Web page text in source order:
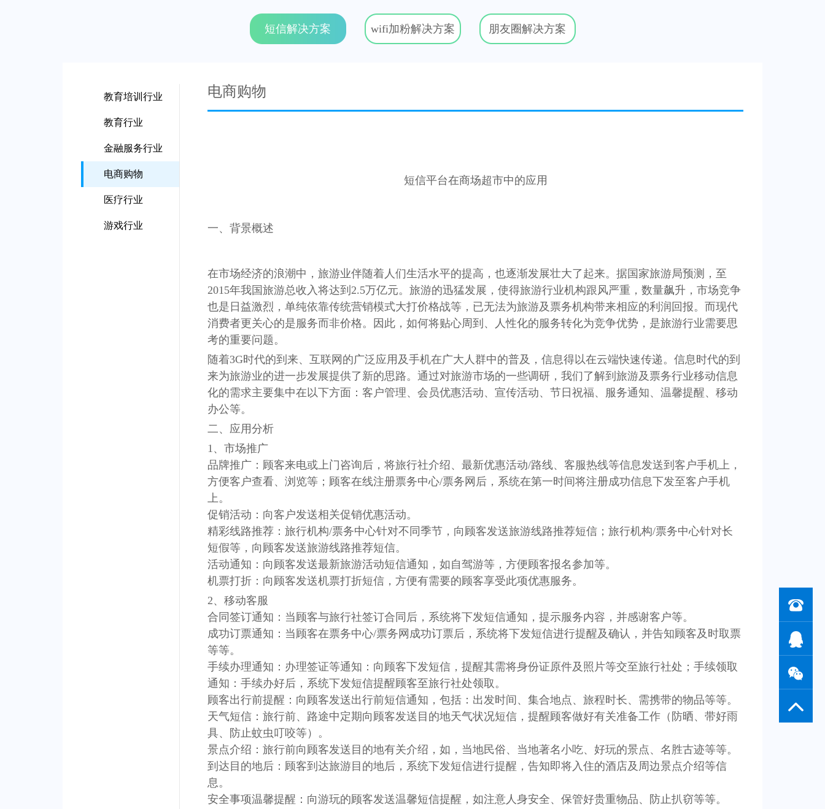
短信解决方案 wifi加粉解决方案 朋友圈解决方案
教育培训行业
教育行业
金融服务行业
电商购物
医疗行业
游戏行业
电商购物
短信平台在商场超市中的应用
一、背景概述
在市场经济的浪潮中，旅游业伴随着人们生活水平的提高，也逐渐发展壮大了起来。据国家旅游局预测，至
2015年我国旅游总收入将达到2.5万亿元。旅游的迅猛发展，使得旅游行业机构跟风严重，数量飙升，市场竞争
也是日益激烈，单纯依靠传统营销模式大打价格战等，已无法为旅游及票务机构带来相应的利润回报。而现代
消费者更关心的是服务而非价格。因此，如何将贴心周到、人性化的服务转化为竞争优势，是旅游行业需要思
考的重要问题。
随着3G时代的到来、互联网的广泛应用及手机在广大人群中的普及，信息得以在云端快速传递。信息时代的到
来为旅游业的进一步发展提供了新的思路。通过对旅游市场的一些调研，我们了解到旅游及票务行业移动信息
化的需求主要集中在以下方面：客户管理、会员优惠活动、宣传活动、节日祝福、服务通知、温馨提醒、移动
办公等。
二、应用分析
1、市场推广
品牌推广：顾客来电或上门咨询后，将旅行社介绍、最新优惠活动/路线、客服热线等信息发送到客户手机上，
方便客户查看、浏览等；顾客在线注册票务中心/票务网后，系统在第一时间将注册成功信息下发至客户手机
上。
促销活动：向客户发送相关促销优惠活动。
精彩线路推荐：旅行机构/票务中心针对不同季节，向顾客发送旅游线路推荐短信；旅行机构/票务中心针对长
短假等，向顾客发送旅游线路推荐短信。
活动通知：向顾客发送最新旅游活动短信通知，如自驾游等，方便顾客报名参加等。
机票打折：向顾客发送机票打折短信，方便有需要的顾客享受此项优惠服务。
2、移动客服
合同签订通知：当顾客与旅行社签订合同后，系统将下发短信通知，提示服务内容，并感谢客户等。
成功订票通知：当顾客在票务中心/票务网成功订票后，系统将下发短信进行提醒及确认，并告知顾客及时取票
等等。
手续办理通知：办理签证等通知：向顾客下发短信，提醒其需将身份证原件及照片等交至旅行社处；手续领取
通知：手续办好后，系统下发短信提醒顾客至旅行社处领取。
顾客出行前提醒：向顾客发送出行前短信通知，包括：出发时间、集合地点、旅程时长、需携带的物品等等。
天气短信：旅行前、路途中定期向顾客发送目的地天气状况短信，提醒顾客做好有关准备工作（防晒、带好雨
具、防止蚊虫叮咬等）。
景点介绍：旅行前向顾客发送目的地有关介绍，如，当地民俗、当地著名小吃、好玩的景点、名胜古迹等等。
到达目的地后：顾客到达旅游目的地后，系统下发短信进行提醒，告知即将入住的酒店及周边景点介绍等信
息。
安全事项温馨提醒：向游玩的顾客发送温馨短信提醒，如注意人身安全、保管好贵重物品、防止扒窃等等。